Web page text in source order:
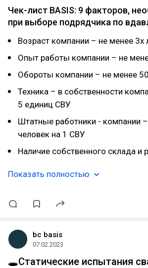
Чек-лист BASIS: 9 факторов,
при выборе подрядчика по
Возраст компании – не менее 3х
Опыт работы компании – не
Обороты компании – не менее
Техника – в собственности
5 единиц СВУ
Штатные работники - компании
человек на 1 СВУ
Наличие собственного склада и
Показать полностью
bc basis
07.02.2023
🕳Статические испытания